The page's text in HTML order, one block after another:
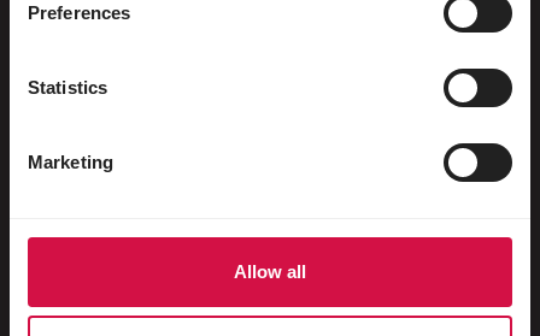
Preferences
Statistics
Marketing
Allow all
Sierduiven
Konijnen
Reptielen